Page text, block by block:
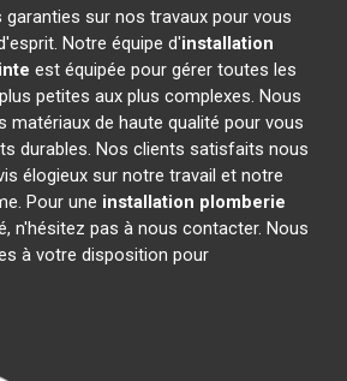
sur nos travaux pour vous
Notre équipe d'installation
est équipée pour gérer toutes les
petites aux plus complexes. Nous
matériaux de haute qualité pour vous
durables. Nos clients satisfaits nous
élogieux sur notre travail et notre
Pour une installation plomberie
n'hésitez pas à nous contacter. Nous
à votre disposition pour